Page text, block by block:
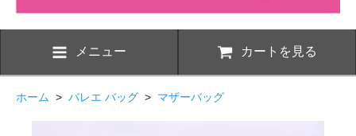
メニュー カートを見る
ホーム > バレエ バッグ > マザーバッグ